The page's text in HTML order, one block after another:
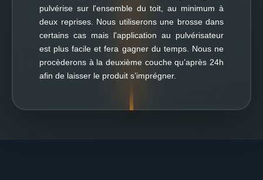
pulvérise sur l'ensemble du toit, au minimum à
deux reprises. Nous utiliserons une brosse dans
certains cas mais l'application au pulvérisateur
est plus facile et fera gagner du temps. Nous ne
procèderons à la deuxième couche qu’après 24h
afin de laisser le produit s’imprégner.